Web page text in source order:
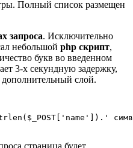
Полный список размещен
запроса. Исключительно
небольшой php скрипт,
букв во введенном
3-х секундную задержку,
слой.
страница будет